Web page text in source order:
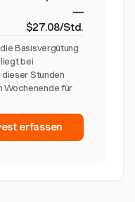
—
$27.08/Std.
Basisvergütung
bei
Stunden
Wochenende für
erfassen